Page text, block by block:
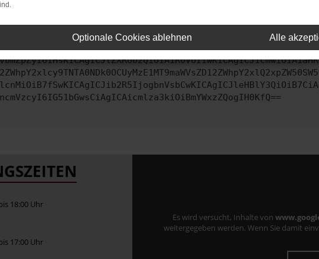
uns bitte. Wir werden versuchen, das Problem zu beheben. Du
18:00 Uhr
17:00 Uhr
Es wird versucht, Inhalte von
weitergegeben werden. Wenn Sie damit
Optionale Cookies ablehnen Alle